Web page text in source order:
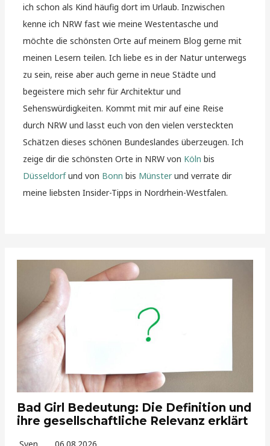
ich schon als Kind häufig dort im Urlaub. Inzwischen
kenne ich NRW fast wie meine Westentasche und
möchte die schönsten Orte auf meinem Blog gerne mit
meinen Lesern teilen. Ich liebe es in der Natur unterwegs
zu sein, reise aber auch gerne in neue Städte und
begeistere mich sehr für Architektur und
Sehenswürdigkeiten. Kommt mit mir auf eine Reise
durch NRW und lasst euch von den vielen versteckten
Schätzen dieses schönen Bundeslandes überzeugen. Ich
zeige dir die schönsten Orte in NRW von Köln bis
Düsseldorfund von Bonn bis Münsterund verrate dir
meine liebsten Insider-Tipps in Nordrhein-Westfalen.
Bad Girl Bedeutung: Die Definition und
ihre gesellschaftliche Relevanz erklärt